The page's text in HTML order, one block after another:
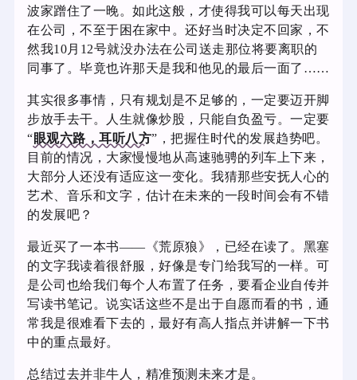
波家蹭住了一晚。如此这般，才使得我可以每天出现
在公司，不至于困在家中。还好当时决定不回家，不
然我10月12号就没办法在公司送走那位将要离职的
同事了。毕竟也许那天是我和他见的最后一面了……
其实很多事情，只有规划是不足够的，一定要迈开脚
步放手去干。人生就像炒股，只能自负盈亏。一定要
“眼观六路，耳听八方”，把握住时代的发展趋势吧。
目前的情况，大家慢慢地从高速驰骋的列车上下来，
大部分人还没有适应这一变化。我猜那些安抚人心的
艺术、音乐和文字，估计在未来的一段时间会有不错
的发展吧？
最近买了一本书——《荒原狼》，已经在读了。黑塞
的文字我读着很舒服，好像是专门给我写的一样。可
是公司也给我们每个人布置了任务，要看企业自传并
写读书笔记。说实话这些不是出于自愿而看的书，通
常我是很难看下去的，最好有高人指点并讲解一下书
中的重点最好。
总结过去并非牛人，精准预测未来才是。